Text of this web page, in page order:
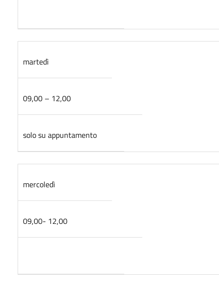
martedì
09,00 – 12,00
solo su appuntamento
mercoledì
09,00- 12,00